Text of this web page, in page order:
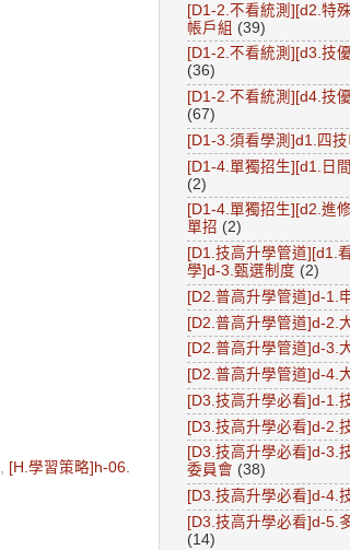
, [H.學習策略]h-06.
[D1-2.不看統測][d2.特
帳戶組 (39)
[D1-2.不看統測][d3.技
(36)
[D1-2.不看統測][d4.技
(67)
[D1-3.須看學測]d1.四
[D1-4.單獨招生][d1.日
(2)
[D1-4.單獨招生][d2.進
單招 (2)
[D1.技高升學管道][d1.
學]d-3.甄選制度 (2)
[D2.普高升學管道]d-1.
[D2.普高升學管道]d-2.
[D2.普高升學管道]d-3.
[D2.普高升學管道]d-4.
[D3.技高升學必看]d-1.
[D3.技高升學必看]d-2.
[D3.技高升學必看]d-3.
委員會 (38)
[D3.技高升學必看]d-4.
[D3.技高升學必看]d-5.
(14)